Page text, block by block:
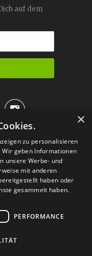
auf dem

Retoure
×
zu personalisieren
geben Informationen
unsere Werbe- und
mit anderen
haben oder
gesammelt haben.
PERFORMANCE